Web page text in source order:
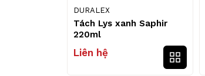
DURALEX
Tách Lys xanh Saphir
220ml
Liên hệ